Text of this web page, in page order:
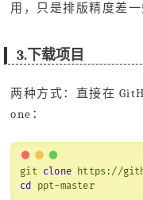
用，只是排版精度差一
3.下载项目
两种方式：直接在
one：
gitclonehttps://
cd ppt-master